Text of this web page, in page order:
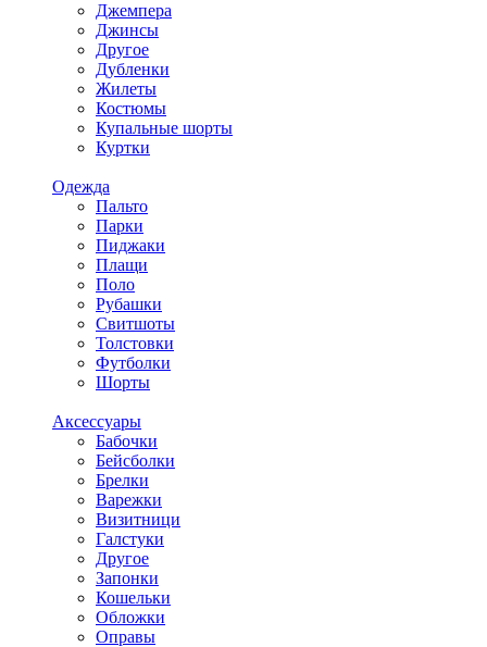
Джемпера
Джинсы
Другое
Дубленки
Жилеты
Костюмы
Купальные шорты
Куртки
Одежда
Пальто
Парки
Пиджаки
Плащи
Поло
Рубашки
Свитшоты
Толстовки
Футболки
Шорты
Аксессуары
Бабочки
Бейсболки
Брелки
Варежки
Визитници
Галстуки
Другое
Запонки
Кошельки
Обложки
Оправы